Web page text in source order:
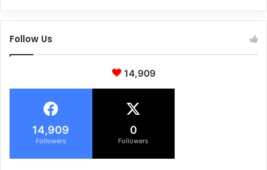
Follow Us
14,909
14,909
Followers
0
Followers